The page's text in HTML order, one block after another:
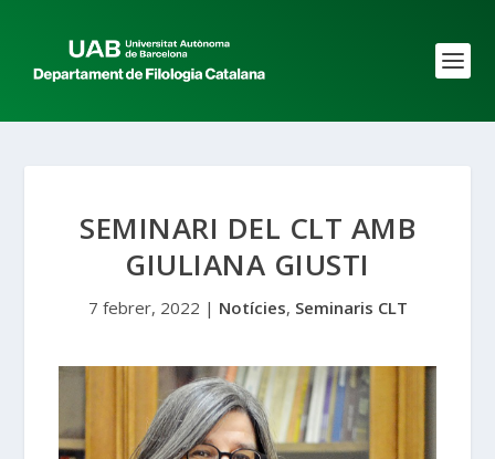
SEMINARI DEL CLT AMB
GIULIANA GIUSTI
7 febrer, 2022 | Notícies, Seminaris CLT